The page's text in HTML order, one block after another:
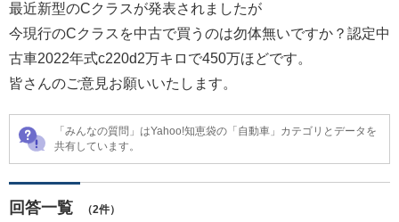
最近新型のCクラスが発表されましたが
今現行のCクラスを中古で買うのは勿体無いですか？認定中
古車2022年式c220d2万キロで450万ほどです。
皆さんのご意見お願いいたします。
「みんなの質問」はYahoo!知恵袋の「自動車」カテゴリとデータを
共有しています。
回答一覧 （2件）